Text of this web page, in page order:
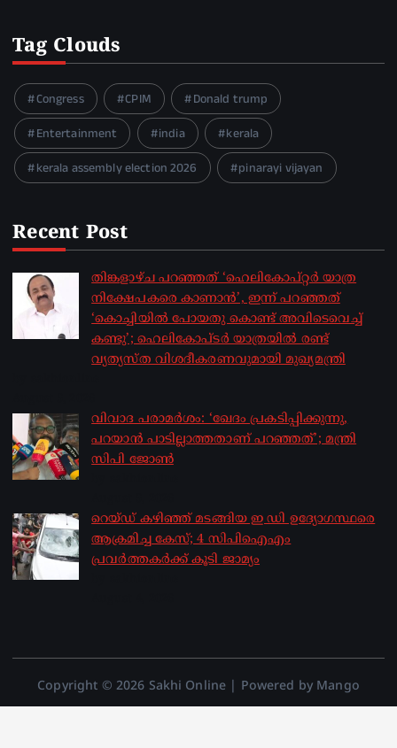
Tag Clouds
Congress CPIM
Donald trump
Entertainment
india
kerala
kerala assembly election 2026
pinarayi vijayan
Recent Post
തിങ്കളാഴ്ച പറഞ്ഞത് ‘ഹെലികോപ്റ്റർ യാത്ര
നിക്ഷേപകരെ കാണാൻ’, ഇന്ന് പറഞ്ഞത്
‘കൊച്ചിയിൽ പോയതു കൊണ്ട് അവിടെവെച്ച്
കണ്ടു’; ഹെലികോപ്ടർ യാത്രയിൽ രണ്ട്
വ്യത്യസ്ത വിശദീകരണവുമായി മുഖ്യമന്ത്രി
വിവാദ പരാമർശം: ‘ഖേദം പ്രകടിപ്പിക്കുന്നു,
പറയാൻ പാടില്ലാത്തതാണ് പറഞ്ഞത്’; മന്ത്രി
സിപി ജോൺ
റെയ്ഡ് കഴിഞ്ഞ് മടങ്ങിയ ഇ ഡി ഉദ്യോഗസ്ഥരെ
ആക്രമിച്ച കേസ്; 4 സിപിഐഎം
പ്രവർത്തകർക്ക് കൂടി ജാമ്യം
Copyright © 2026 Sakhi Online | Powered by Mango